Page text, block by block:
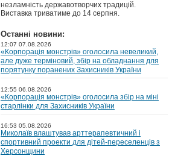
незламність державотворчих традицій.
Виставка триватиме до 14 серпня.
Останні новини:
12:07 07.08.2026
«Корпорація монстрів» оголосила невеликий,
але дуже терміновий, збір на обладнання для
порятунку поранених Захисників України
12:55 06.08.2026
«Корпорація монстрів» оголосила збір на міні
старлінки для Захисників України
16:53 05.08.2026
Миколаїв влаштував арттерапевтичний і
спортивний проекти для дітей-переселенців з
Херсонщини